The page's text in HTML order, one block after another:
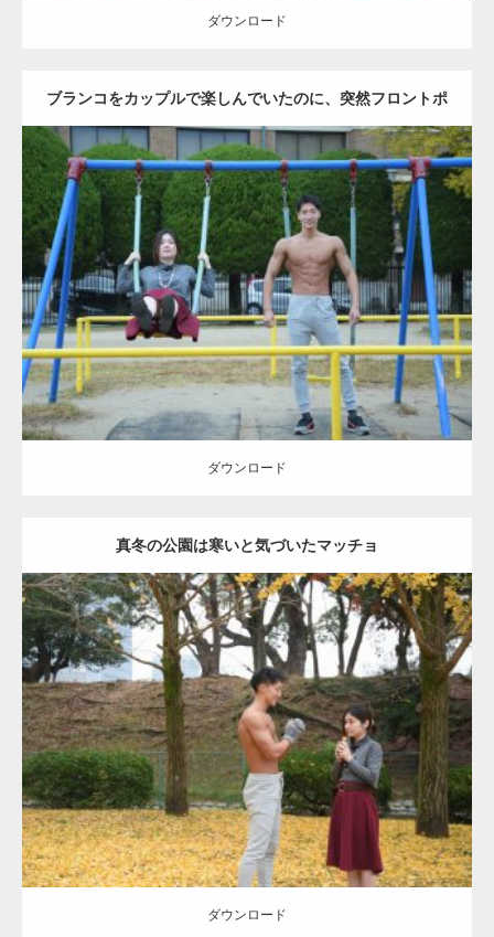
ダウンロード
ブランコをカップルで楽しんでいたのに、突然フロントポ
ーズをするマッチョ
Update: 2021.07.6
Category:公園のマッチョ その他 AKIHITO(細マッチョ) 腹筋 大胸筋
ダウンロード
ダウンロード
真冬の公園は寒いと気づいたマッチョ
Update: 2021.07.8
Category:公園のマッチョ その他 AKIHITO(細マッチョ) 上腕三頭筋
肩
ダウンロード
ダウンロード